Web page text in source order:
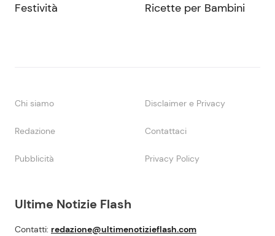
Ultime Notizie Flash
Contatti: redazione@ultimenotizieflash.com
Festività Ricette per Bambini
Chi siamo Disclaimer e Privacy
Redazione Contattaci
Pubblicità Privacy Policy